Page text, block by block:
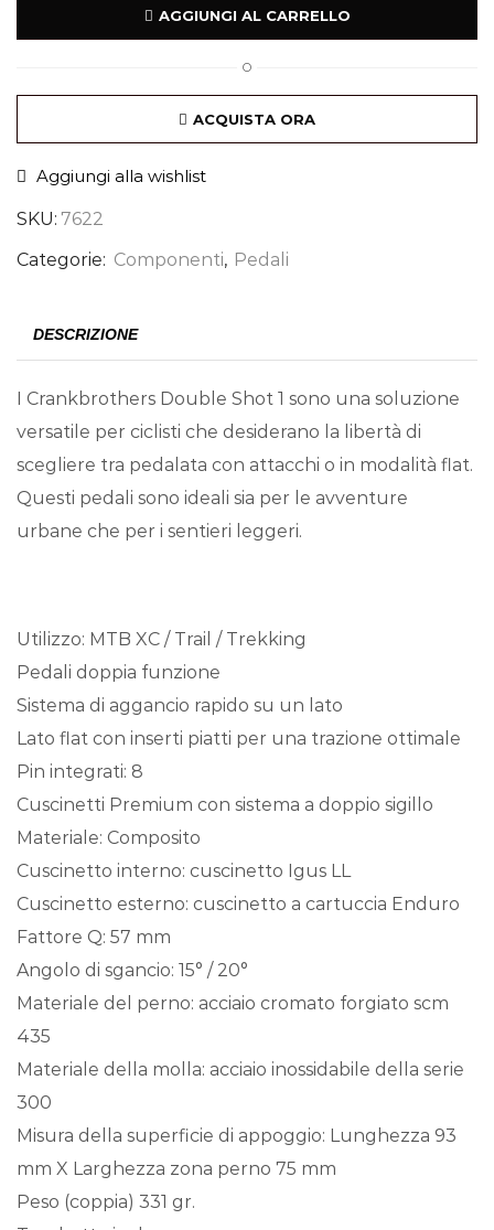
AGGIUNGI AL CARRELLO
O
ACQUISTA ORA
Aggiungi alla wishlist
SKU: 7622
Categorie: Componenti, Pedali
DESCRIZIONE
I Crankbrothers Double Shot 1 sono una soluzione
versatile per ciclisti che desiderano la libertà di
scegliere tra pedalata con attacchi o in modalità flat.
Questi pedali sono ideali sia per le avventure
urbane che per i sentieri leggeri.
Utilizzo: MTB XC / Trail / Trekking
Pedali doppia funzione
Sistema di aggancio rapido su un lato
Lato flat con inserti piatti per una trazione ottimale
Pin integrati: 8
Cuscinetti Premium con sistema a doppio sigillo
Materiale: Composito
Cuscinetto interno: cuscinetto Igus LL
Cuscinetto esterno: cuscinetto a cartuccia Enduro
Fattore Q: 57 mm
Angolo di sgancio: 15° / 20°
Materiale del perno: acciaio cromato forgiato scm
435
Materiale della molla: acciaio inossidabile della serie
300
Misura della superficie di appoggio: Lunghezza 93
mm X Larghezza zona perno 75 mm
Peso (coppia) 331 gr.